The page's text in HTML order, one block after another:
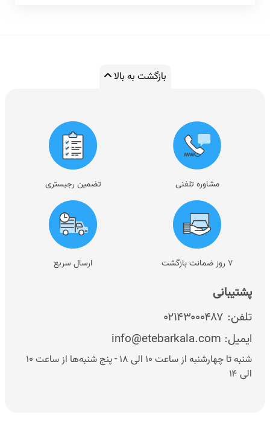
بازگشت به بالا
پشتیبانی
تلفن: ۰۲۱۴۳۰۰۰۴۸۷
ایمیل: info@etebarkala.com
شنبه تا چهارشنبه از ساعت ۱۰ الی ۱۸ - پنج شنبه‌ها از ساعت ۱۰
الی ۱۴
مشاوره تلفنی تضمین رجیستری
۷ روز ضمانت بازگشت ارسال سریع